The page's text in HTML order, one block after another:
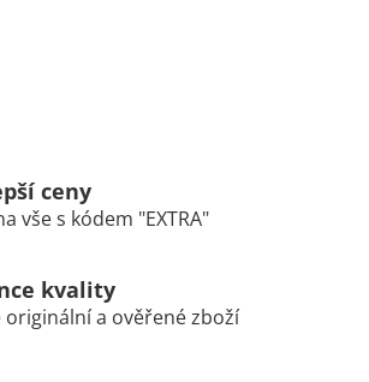
ceny
vše s kódem "EXTRA"
kvality
originální a ověřené zboží